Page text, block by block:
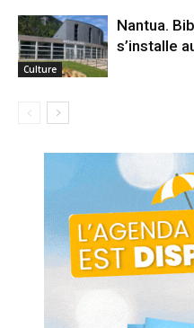
Culture
Nantua.
s’installe